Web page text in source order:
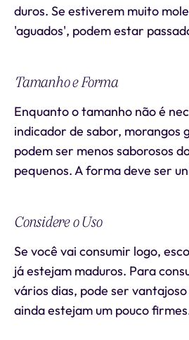
duros. Se estiverem muito
'aguados', podem estar
Tamanho e Forma
Enquanto o tamanho não é
indicador de sabor, morangos
podem ser menos saborosos
pequenos. A forma deve ser
Considere o Uso
Se você vai consumir logo,
já estejam maduros. Para
vários dias, pode ser
ainda estejam um pouco